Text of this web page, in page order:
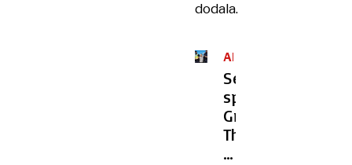
dodala.
AKTIVISTI
Se
spomnite
Grete
Thunberg?
S